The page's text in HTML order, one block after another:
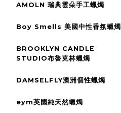
AMOLN 瑞典雲朵手工蠟燭
Boy Smells 美國中性香氛蠟燭
BROOKLYN CANDLE
STUDIO布魯克林蠟燭
DAMSELFLY澳洲個性蠟燭
eym英國純天然蠟燭